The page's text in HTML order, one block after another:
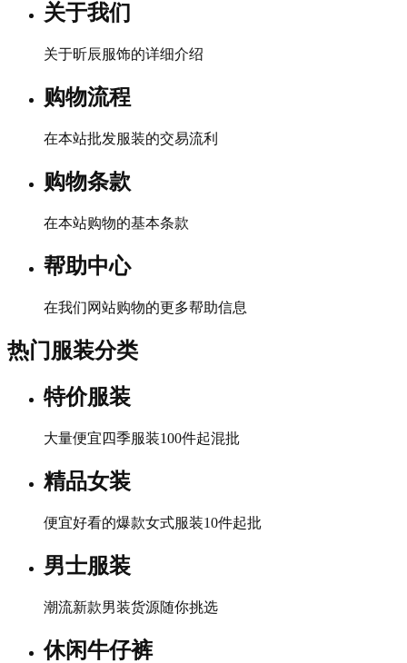
关于我们
关于昕辰服饰的详细介绍
购物流程
在本站批发服装的交易流利
购物条款
在本站购物的基本条款
帮助中心
在我们网站购物的更多帮助信息
热门服装分类
特价服装
大量便宜四季服装100件起混批
精品女装
便宜好看的爆款女式服装10件起批
男士服装
潮流新款男装货源随你挑选
休闲牛仔裤